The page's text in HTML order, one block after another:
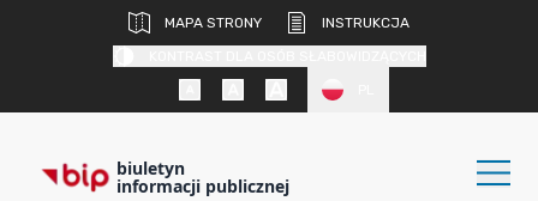
MAPA STRONY
INSTRUKCJA
biuletyn
informacji publicznej